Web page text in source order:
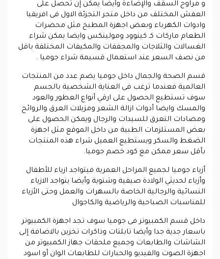
و مراوح السقف والإضاءة وأيضا يمكن إن تحصل على
العفش المختلف من داخل متجر التجزئة الاول فى افريقيا
وادوات الكهرباء وبعض اجهزة المطبخ مثل محضرات
الطعام ماركات كـ كينوود ومولينكس وايضا يمكن شراء
الغسالات والثلاجات والمجففات والمكيفات المختلفة باقل
من نصف السعر عند استعمال قسيمة شراء جوميا .
قسم الصحة والجمال داخل جوميا يضم عدد من المنتجات
العالمية فعندما ترغب فى العناية الشخصية بالجسم
سوف تستطيع الحصول على ارقي أنواع العطور والعود
والمسك وايضا أدوات ازالة الشعر ومزيلات العرق والروائح
ومضادات التعرق للسيدات والرجال ويمكن الحصول على
بعض المستلزمات الطبية من داخل الموقع مثل اجهزة
الضغط والسكر ويستطيع العميل شراء هذه المنتجات
بأقل سعر ممكن مع كود خصم جوميا.
أزياء جوميا لجميع المراحل العمرية فيتواجد ازياء للأطفال
وأزياء لحديثي الولادة صيفية وشتوية وأيضا يتواجد الازياء
النسائية والرجالية الخاصة بالسهرات والعمل وحتى الأزياء
للمناسبات الصباحية والرياضية والكاجوال
داخل قسم الكمبيوتر فى جوميا سوف تجد اجهزة الكمبيوتر
باسعار جدية جدا وأيضا تابلتات وذاكرات تخزين بالاضافة إلى
الشاشات والطابعات وجميع ملحقات جهاز الكمبيوتر من
اجهزة الصوت والفيديو والحبارات للطابعات الوان أو اسود